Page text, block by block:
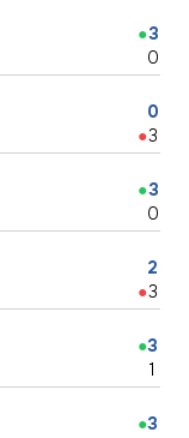
●3
0
●
0
3
●3
0
●
2
3
●3
1
●3